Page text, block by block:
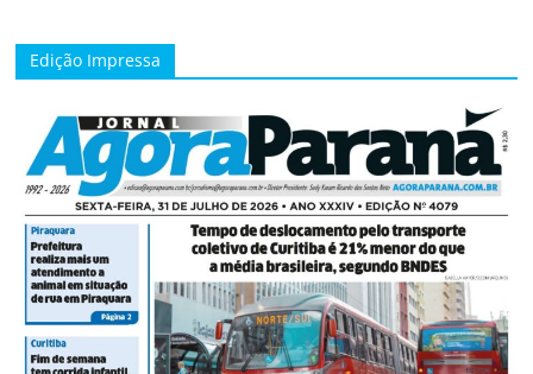
Edição Impressa